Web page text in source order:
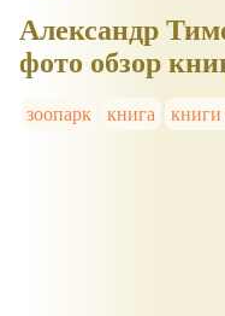
Александр
фото обзор
зоопарк книга